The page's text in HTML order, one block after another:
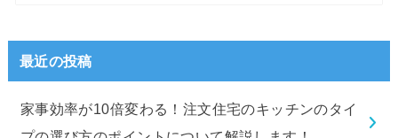
最近の投稿
家事効率が10倍変わる！注文住宅のキッチンのタイ